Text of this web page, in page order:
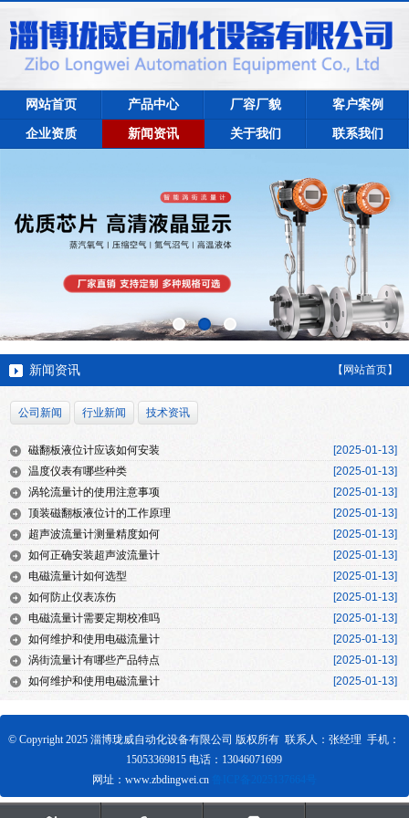
网站首页 产品中心 厂容厂貌 客户案例
企业资质 新闻资讯 关于我们 联系我们
新闻资讯 【网站首页】
公司新闻 行业新闻 技术资讯
[2025-01-13]
磁翻板液位计应该如何安装
[2025-01-13]
温度仪表有哪些种类
[2025-01-13]
涡轮流量计的使用注意事项
[2025-01-13]
顶装磁翻板液位计的工作原理
[2025-01-13]
超声波流量计测量精度如何
[2025-01-13]
如何正确安装超声波流量计
[2025-01-13]
电磁流量计如何选型
[2025-01-13]
如何防止仪表冻伤
[2025-01-13]
电磁流量计需要定期校准吗
[2025-01-13]
如何维护和使用电磁流量计
[2025-01-13]
涡街流量计有哪些产品特点
[2025-01-13]
如何维护和使用电磁流量计
© Copyright 2025 淄博珑威自动化设备有限公司 版权所有 联系人：张经理 手机：
15053369815 电话：13046071699
网址：www.zbdingwei.cn